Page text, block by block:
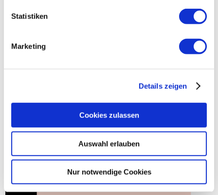
Statistiken
Marketing
Details zeigen
Cookies zulassen
Auswahl erlauben
Nur notwendige Cookies
Join
Join My Newsletter
ABONNIEREN